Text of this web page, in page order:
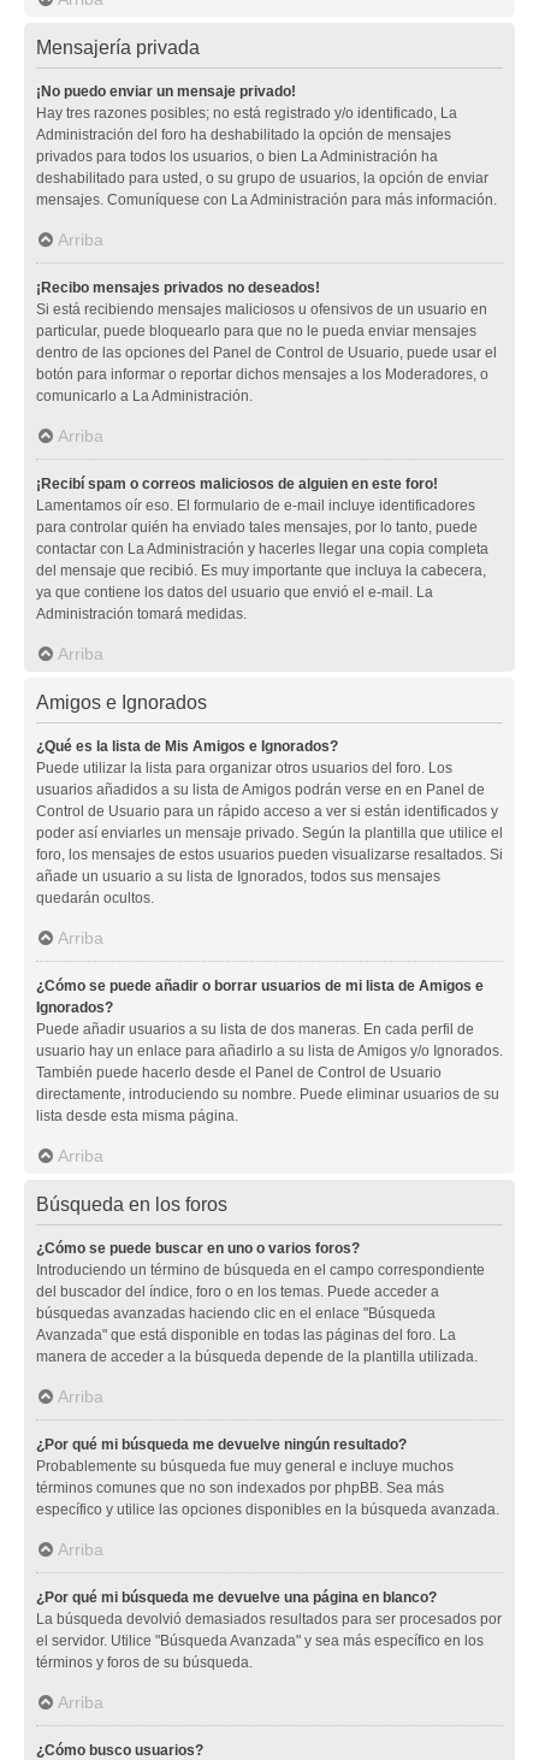
Mensajería privada
¡No puedo enviar un mensaje privado!
Hay tres razones posibles; no está registrado y/o identificado, La
Administración del foro ha deshabilitado la opción de mensajes
privados para todos los usuarios, o bien La Administración ha
deshabilitado para usted, o su grupo de usuarios, la opción de enviar
mensajes. Comuníquese con La Administración para más información.
Arriba
¡Recibo mensajes privados no deseados!
Si está recibiendo mensajes maliciosos u ofensivos de un usuario en
particular, puede bloquearlo para que no le pueda enviar mensajes
dentro de las opciones del Panel de Control de Usuario, puede usar el
botón para informar o reportar dichos mensajes a los Moderadores, o
comunicarlo a La Administración.
Arriba
¡Recibí spam o correos maliciosos de alguien en este foro!
Lamentamos oír eso. El formulario de e-mail incluye identificadores
para controlar quién ha enviado tales mensajes, por lo tanto, puede
contactar con La Administración y hacerles llegar una copia completa
del mensaje que recibió. Es muy importante que incluya la cabecera,
ya que contiene los datos del usuario que envió el e-mail. La
Administración tomará medidas.
Arriba
Amigos e Ignorados
¿Qué es la lista de Mis Amigos e Ignorados?
Puede utilizar la lista para organizar otros usuarios del foro. Los
usuarios añadidos a su lista de Amigos podrán verse en en Panel de
Control de Usuario para un rápido acceso a ver si están identificados y
poder así enviarles un mensaje privado. Según la plantilla que utilice el
foro, los mensajes de estos usuarios pueden visualizarse resaltados. Si
añade un usuario a su lista de Ignorados, todos sus mensajes
quedarán ocultos.
Arriba
¿Cómo se puede añadir o borrar usuarios de mi lista de Amigos e
Ignorados?
Puede añadir usuarios a su lista de dos maneras. En cada perfil de
usuario hay un enlace para añadirlo a su lista de Amigos y/o Ignorados.
También puede hacerlo desde el Panel de Control de Usuario
directamente, introduciendo su nombre. Puede eliminar usuarios de su
lista desde esta misma página.
Arriba
Búsqueda en los foros
¿Cómo se puede buscar en uno o varios foros?
Introduciendo un término de búsqueda en el campo correspondiente
del buscador del índice, foro o en los temas. Puede acceder a
búsquedas avanzadas haciendo clic en el enlace "Búsqueda
Avanzada" que está disponible en todas las páginas del foro. La
manera de acceder a la búsqueda depende de la plantilla utilizada.
Arriba
¿Por qué mi búsqueda me devuelve ningún resultado?
Probablemente su búsqueda fue muy general e incluye muchos
términos comunes que no son indexados por phpBB. Sea más
específico y utilice las opciones disponibles en la búsqueda avanzada.
Arriba
¿Por qué mi búsqueda me devuelve una página en blanco?
La búsqueda devolvió demasiados resultados para ser procesados por
el servidor. Utilice "Búsqueda Avanzada" y sea más específico en los
términos y foros de su búsqueda.
Arriba
¿Cómo busco usuarios?